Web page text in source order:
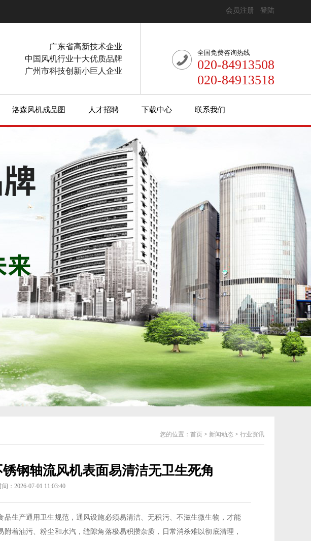
会员注册 登陆
广东省高新技术企业
中国风机行业十大优质品牌
广州市科技创新小巨人企业
全国免费咨询热线
020-84913508
020-84913518
洛森风机成品图 人才招聘 下载中心 联系我们
您的位置： 首页 > 新闻动态 > 行业资讯
钢轴流风机表面易清洁无卫生死角
：2026-07-01 11:03:40
生产通用卫生规范，通风设施必须易清洁、无积污、不滋生微生物，才能
着油污、粉尘和水汽，缝隙角落极易积攒杂质，日常消杀难以彻底清理，